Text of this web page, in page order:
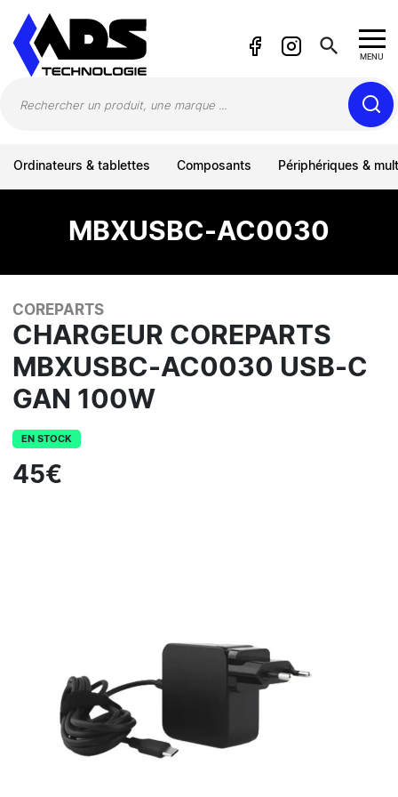
search MENU
Ordinateurs & tablettes Composants Périphériques &
MBXUSBC-AC0030
COREPARTS
CHARGEUR COREPARTS
MBXUSBC-AC0030 USB-C
GAN 100W
EN STOCK
45€